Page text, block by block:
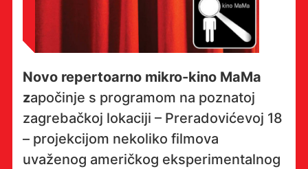
Novo repertoarno mikro-kino MaMa
započinje s programom na poznatoj
zagrebačkoj lokaciji – Preradovićevoj 18
– projekcijom nekoliko filmova
uvaženog američkog eksperimentalnog